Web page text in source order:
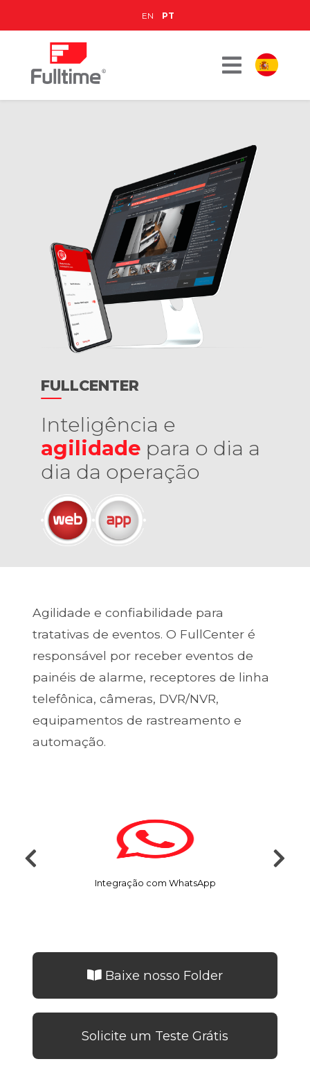
EN PT
FULLCENTER
Inteligência e
agilidade para o dia a
dia da operação
Agilidade e confiabilidade para
tratativas de eventos. O FullCenter é
responsável por receber eventos de
painéis de alarme, receptores de linha
telefônica, câmeras, DVR/NVR,
equipamentos de rastreamento e
automação.
Integração com WhatsApp
Baixe nosso Folder
Solicite um Teste Grátis